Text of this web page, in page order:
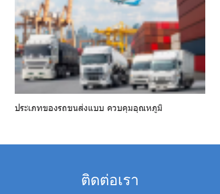
ประเภทของรถขนส่งแบบ ควบคุมอุณหภูมิ
ติดต่อเรา